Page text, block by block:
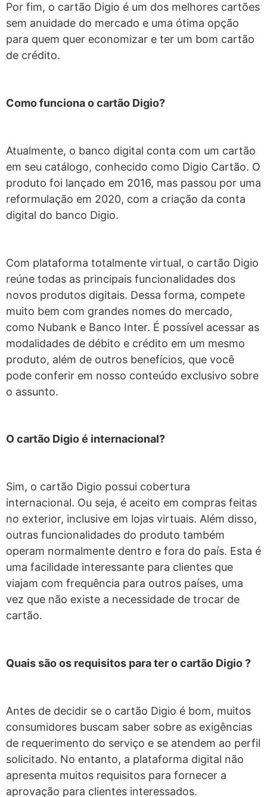
Por fim, o cartão Digio é um dos melhores cartões
sem anuidade do mercado e uma ótima opção
para quem quer economizar e ter um bom cartão
de crédito.
Como funciona o cartão Digio?
Atualmente, o banco digital conta com um cartão
em seu catálogo, conhecido como Digio Cartão. O
produto foi lançado em 2016, mas passou por uma
reformulação em 2020, com a criação da conta
digital do banco Digio.
Com plataforma totalmente virtual, o cartão Digio
reúne todas as principais funcionalidades dos
novos produtos digitais. Dessa forma, compete
muito bem com grandes nomes do mercado,
como Nubank e Banco Inter. É possível acessar as
modalidades de débito e crédito em um mesmo
produto, além de outros benefícios, que você
pode conferir em nosso conteúdo exclusivo sobre
o assunto.
O cartão Digio é internacional?
Sim, o cartão Digio possui cobertura
internacional. Ou seja, é aceito em compras feitas
no exterior, inclusive em lojas virtuais. Além disso,
outras funcionalidades do produto também
operam normalmente dentro e fora do país. Esta é
uma facilidade interessante para clientes que
viajam com frequência para outros países, uma
vez que não existe a necessidade de trocar de
cartão.
Quais são os requisitos para ter o cartão Digio ?
Antes de decidir se o cartão Digio é bom, muitos
consumidores buscam saber sobre as exigências
de requerimento do serviço e se atendem ao perfil
solicitado. No entanto, a plataforma digital não
apresenta muitos requisitos para fornecer a
aprovação para clientes interessados.